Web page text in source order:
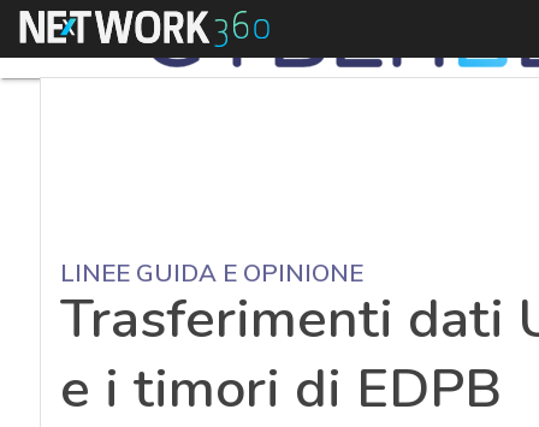
Menu
LINEE GUIDA E OPINIONE
Trasferimenti dati
e i timori di EDPB